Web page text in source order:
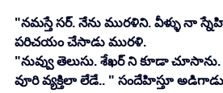
"నమస్తే సర్. నేను మురళిని. వీళ్ళు నా
పరిచయం చేసాడు మురళి.
"నువ్వు తెలుసు. శేఖర్ ని కూడా
వూరి వ్యక్తిలా లేడే.. " సందేహిస్తూ